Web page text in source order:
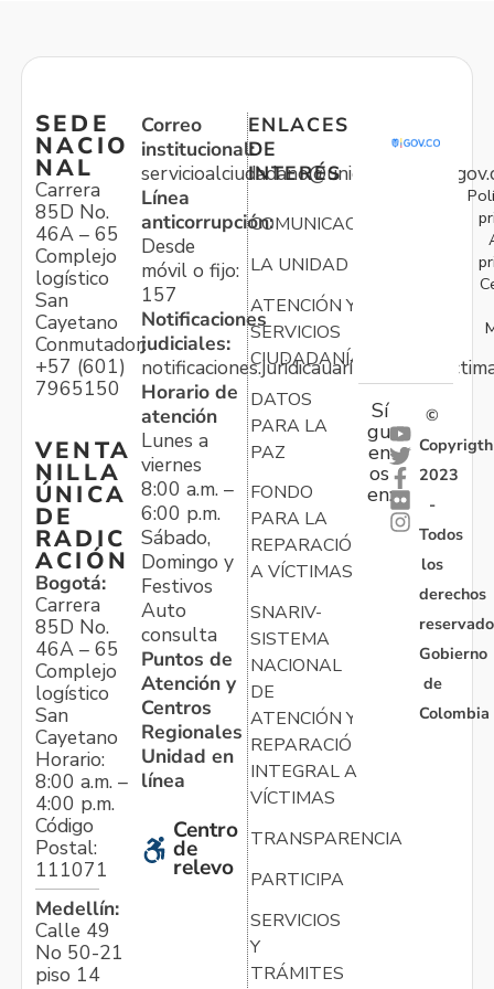
SEDE
NACIO
NAL
Carrera
85D No.
46A – 65
Complejo
logístico
San
Cayetano
Conmutador:
+57 (601)
7965150
VENTA
NILLA
ÚNICA
DE
RADIC
ACIÓN
Bogotá:
Carrera
85D No.
46A – 65
Complejo
logístico
San
Cayetano
Horario:
8:00 a.m. –
4:00 p.m.
Código
Postal:
111071
Medellín:
Calle 49
No 50-21
piso 14
Correo
institucional:
Línea
anticorrupción:
Desde
móvil o fijo:
157
Notificaciones
judiciales:
Horario de
atención
Lunes a
viernes
8:00 a.m. –
6:00 p.m.
Sábado,
Domingo y
Festivos
Auto
consulta
Puntos de
Atención y
Centros
Regionales
Unidad en
línea
Centro
de
relevo
ENLACES
DE
INTERÉS
COMUNICACIONES
LA UNIDAD
ATENCIÓN Y
SERVICIOS
CIUDADANÍA
DATOS
PARA LA
PAZ
FONDO
PARA LA
REPARACIÓN
A VÍCTIMAS
SNARIV-
SISTEMA
NACIONAL
DE
ATENCIÓN Y
REPARACIÓN
INTEGRAL A
VÍCTIMAS
TRANSPARENCIA
PARTICIPA
SERVICIOS
Y
TRÁMITES
Sí
gu
en
os
en:
©
Copyrigth
2023
-
Todos
los
derechos
Gobierno
de
Colombia